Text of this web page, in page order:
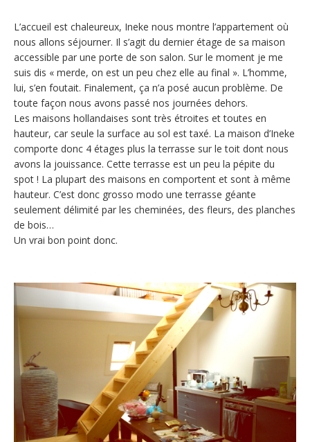
L’accueil est chaleureux, Ineke nous montre l’appartement où
nous allons séjourner. Il s’agit du dernier étage de sa maison
accessible par une porte de son salon. Sur le moment je me
suis dis « merde, on est un peu chez elle au final ». L’homme,
lui, s’en foutait. Finalement, ça n’a posé aucun problème. De
toute façon nous avons passé nos journées dehors.
Les maisons hollandaises sont très étroites et toutes en
hauteur, car seule la surface au sol est taxé. La maison d’Ineke
comporte donc 4 étages plus la terrasse sur le toit dont nous
avons la jouissance. Cette terrasse est un peu la pépite du
spot ! La plupart des maisons en comportent et sont à même
hauteur. C’est donc grosso modo une terrasse géante
seulement délimité par les cheminées, des fleurs, des planches
de bois…
Un vrai bon point donc.